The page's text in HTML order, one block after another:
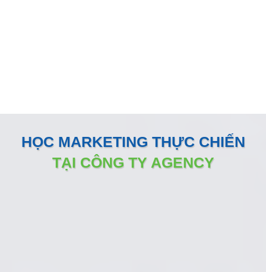
HỌC MARKETING THỰC CHIẾN
TẠI CÔNG TY AGENCY